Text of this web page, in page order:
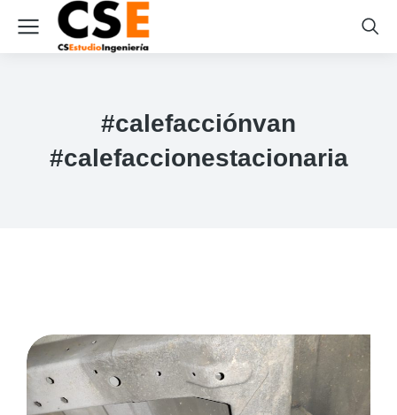
#calefacciónvan
#calefaccionestacionaria